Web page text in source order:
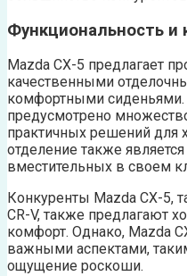
Функциональность и
Mazda CX-5 предлагает
качественными
комфортными сиденьями.
предусмотрено
практичных решений для
отделение также
вместительных в своем
Конкуренты Mazda CX-5,
CR-V, также предлагают
комфорт. Однако, Mazda
важными аспектами,
ощущение роскоши.